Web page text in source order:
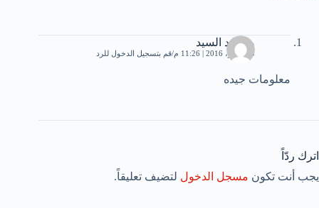
محمود السيد
3 نوفمبر، 2016 | 11:26 م قم بتسجيل الدخول للرد
معلومات جيده
اترك ردّاً
يجب أنت تكون مسجل الدخول لتضيف تعليقاً.